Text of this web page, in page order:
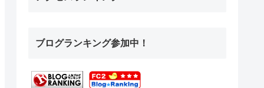
ブログランキング参加中！